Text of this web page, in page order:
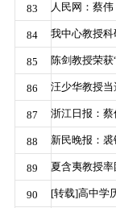
83 人民网：蔡
84 我中心教授
85 陈剑教授荣
86 汪少华教授
87 浙江日报：
88 新民晚报：
89 夏含夷教授
90 [转载]高中学